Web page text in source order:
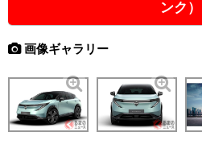
ンク）
画像ギャラリー